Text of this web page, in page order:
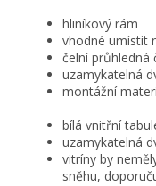
hliníkový rám
vhodné umístit
čelní průhledná
uzamykatelná
montážní
bílá vnitřní
uzamykatelná
vitríny by
sněhu,